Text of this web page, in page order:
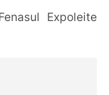
Expoleite